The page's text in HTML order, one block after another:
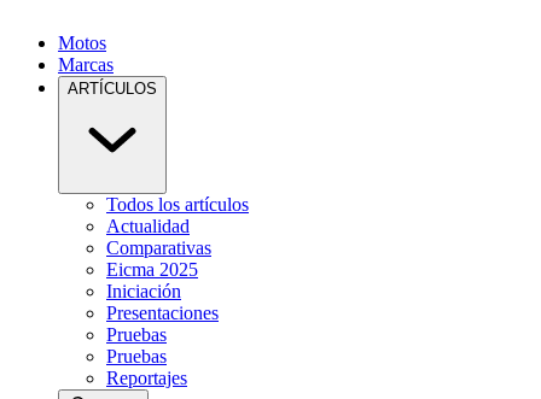
Motos
Marcas
ARTÍCULOS
Todos los artículos
Actualidad
Comparativas
Eicma 2025
Iniciación
Presentaciones
Pruebas
Pruebas
Reportajes